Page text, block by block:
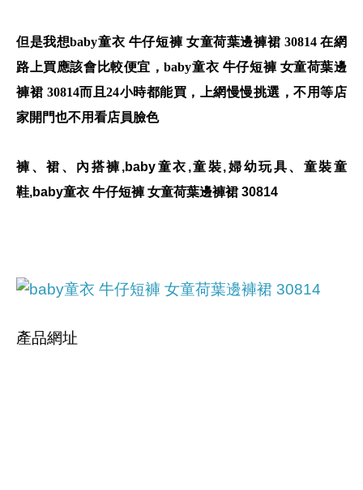
但是我想baby童衣 牛仔短褲 女童荷葉邊褲裙 30814 在網
路上買應該會比較便宜，baby童衣 牛仔短褲 女童荷葉邊
褲裙 30814而且24小時都能買，上網慢慢挑選，不用等店
家開門也不用看店員臉色
褲、裙、內搭褲,baby童衣,童裝,婦幼玩具、童裝童
鞋,baby童衣 牛仔短褲 女童荷葉邊褲裙 30814
產品網址